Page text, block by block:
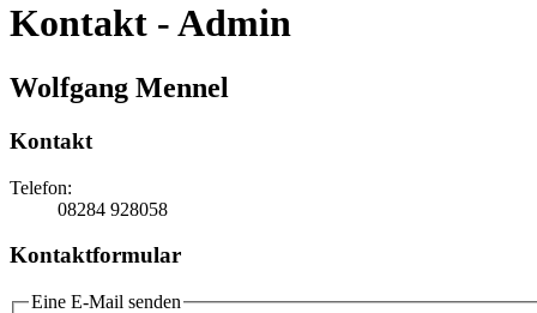
Kontakt - Admin
Wolfgang Mennel
Kontakt
Telefon:
08284 928058
Kontaktformular
Eine E-Mail senden